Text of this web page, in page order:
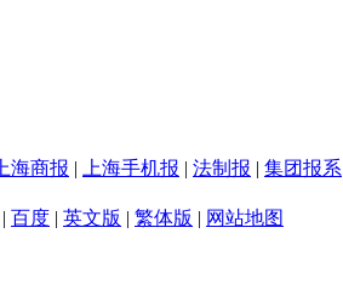
上海商报 | 上海手机报 | 法制报 | 集团报系
| 百度 | 英文版 | 繁体版 | 网站地图